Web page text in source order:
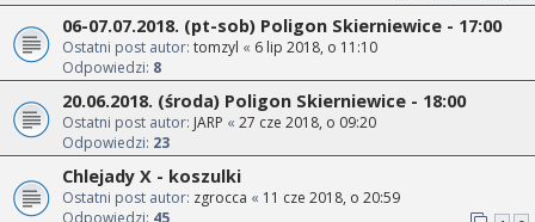
06-07.07.2018. (pt-sob) Poligon Skierniewice - 17:00
Ostatni post autor: tomzyl « 6 lip 2018, o 11:10
Odpowiedzi: 8
20.06.2018. (środa) Poligon Skierniewice - 18:00
Ostatni post autor: JARP « 27 cze 2018, o 09:20
Odpowiedzi: 23
Chlejady X - koszulki
Ostatni post autor: zgrocca « 11 cze 2018, o 20:59
Odpowiedzi: 45